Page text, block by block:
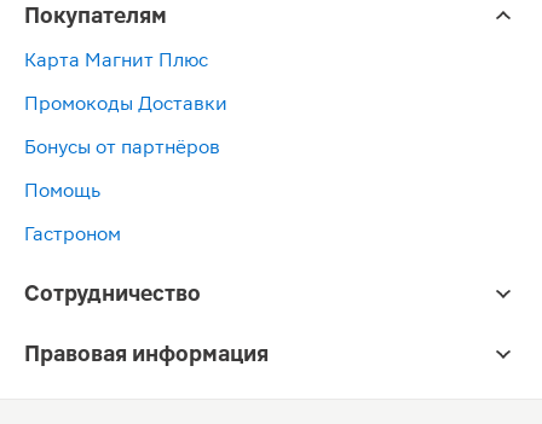
Покупателям
Карта Магнит Плюс
Промокоды Доставки
Бонусы от партнёров
Помощь
Гастроном
Сотрудничество
Правовая информация